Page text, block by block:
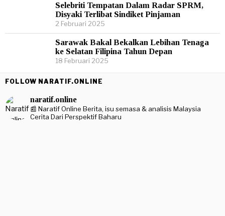
Selebriti Tempatan Dalam Radar SPRM,
Disyaki Terlibat Sindiket Pinjaman
2 Februari 2025
Sarawak Bakal Bekalkan Lebihan Tenaga
ke Selatan Filipina Tahun Depan
18 Februari 2025
FOLLOW NARATIF.ONLINE
naratif.online
📰 Naratif Online Berita, isu semasa & analisis Malaysia
Cerita Dari Perspektif Baharu